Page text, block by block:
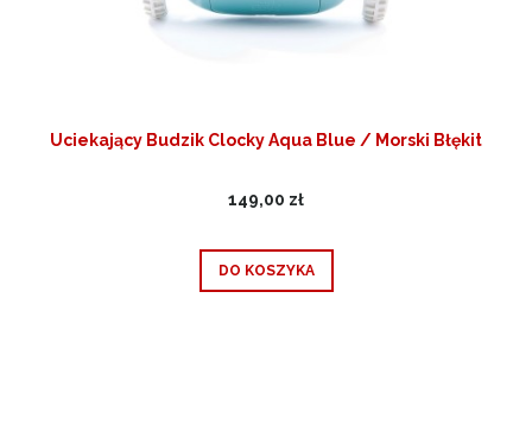
Uciekający Budzik Clocky Aqua Blue / Morski Błękit
149,00 zł
DO KOSZYKA